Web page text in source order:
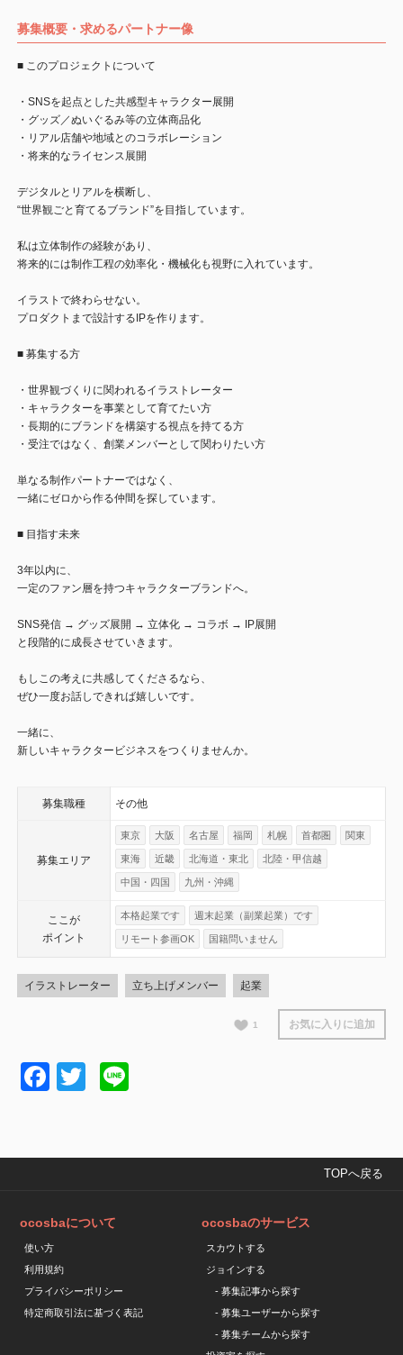
募集概要・求めるパートナー像
■ このプロジェクトについて
・SNSを起点とした共感型キャラクター展開
・グッズ／ぬいぐるみ等の立体商品化
・リアル店舗や地域とのコラボレーション
・将来的なライセンス展開
デジタルとリアルを横断し、
“世界観ごと育てるブランド”を目指しています。
私は立体制作の経験があり、
将来的には制作工程の効率化・機械化も視野に入れています。
イラストで終わらせない。
プロダクトまで設計するIPを作ります。
■ 募集する方
・世界観づくりに関われるイラストレーター
・キャラクターを事業として育てたい方
・長期的にブランドを構築する視点を持てる方
・受注ではなく、創業メンバーとして関わりたい方
単なる制作パートナーではなく、
一緒にゼロから作る仲間を探しています。
■ 目指す未来
3年以内に、
一定のファン層を持つキャラクターブランドへ。
SNS発信 → グッズ展開 → 立体化 → コラボ → IP展開
と段階的に成長させていきます。
もしこの考えに共感してくださるなら、
ぜひ一度お話しできれば嬉しいです。
一緒に、
新しいキャラクタービジネスをつくりませんか。
募集職種 その他
募集エリア
東京 大阪 名古屋 福岡 札幌 首都圏 関東
東海 近畿 北海道・東北 北陸・甲信越
中国・四国 九州・沖縄
ここが
ポイント
本格起業です 週末起業（副業起業）です
リモート参画OK 国籍問いません
イラストレーター 立ち上げメンバー 起業
1 お気に入りに追加
Facebook
Twitter
TOPへ戻る
ocosbaについて
使い方
利用規約
プライバシーポリシー
特定商取引法に基づく表記
ocosbaのサービス
スカウトする
ジョインする
- 募集記事から探す
- 募集ユーザーから探す
- 募集チームから探す